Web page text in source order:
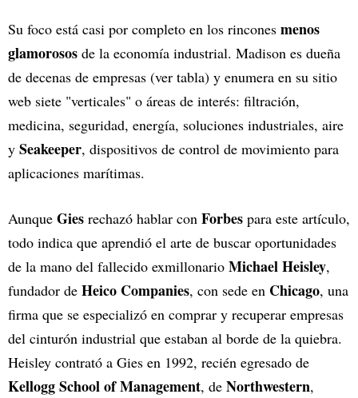
Su foco está casi por completo en los rincones menos
glamorosos de la economía industrial. Madison es dueña
de decenas de empresas (ver tabla) y enumera en su sitio
web siete "verticales" o áreas de interés: filtración,
medicina, seguridad, energía, soluciones industriales, aire
y Seakeeper, dispositivos de control de movimiento para
aplicaciones marítimas.
Aunque Gies rechazó hablar con Forbes para este artículo,
todo indica que aprendió el arte de buscar oportunidades
de la mano del fallecido exmillonario Michael Heisley,
fundador de Heico Companies, con sede en Chicago, una
firma que se especializó en comprar y recuperar empresas
del cinturón industrial que estaban al borde de la quiebra.
Heisley contrató a Gies en 1992, recién egresado de
Kellogg School of Management, de Northwestern,